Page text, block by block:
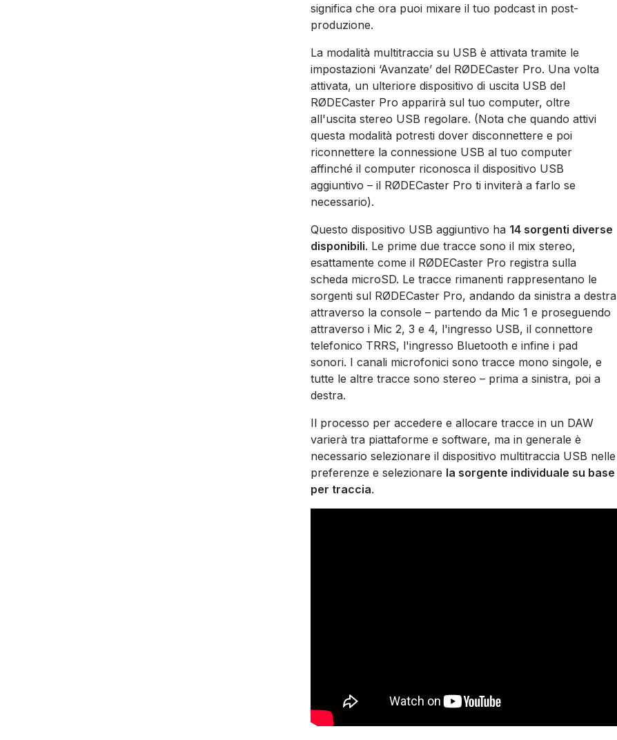
significa che ora puoi mixare il tuo podcast in post-
produzione.
La modalità multitraccia su USB è attivata tramite le
impostazioni ‘Avanzate’ del RØDECaster Pro. Una volta
attivata, un ulteriore dispositivo di uscita USB del
RØDECaster Pro apparirà sul tuo computer, oltre
all'uscita stereo USB regolare. (Nota che quando attivi
questa modalità potresti dover disconnettere e poi
riconnettere la connessione USB al tuo computer
affinché il computer riconosca il dispositivo USB
aggiuntivo – il RØDECaster Pro ti inviterà a farlo se
necessario).
Questo dispositivo USB aggiuntivo ha 14 sorgenti diverse
disponibili. Le prime due tracce sono il mix stereo,
esattamente come il RØDECaster Pro registra sulla
scheda microSD. Le tracce rimanenti rappresentano le
sorgenti sul RØDECaster Pro, andando da sinistra a destra
attraverso la console – partendo da Mic 1 e proseguendo
attraverso i Mic 2, 3 e 4, l'ingresso USB, il connettore
telefonico TRRS, l'ingresso Bluetooth e infine i pad
sonori. I canali microfonici sono tracce mono singole, e
tutte le altre tracce sono stereo – prima a sinistra, poi a
destra.
Il processo per accedere e allocare tracce in un DAW
varierà tra piattaforme e software, ma in generale è
necessario selezionare il dispositivo multitraccia USB nelle
preferenze e selezionare la sorgente individuale su base
per traccia.